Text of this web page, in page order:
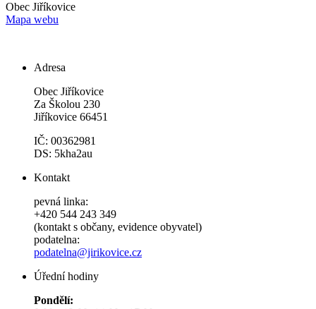
Obec Jiříkovice
Mapa webu
Adresa
Obec Jiříkovice
Za Školou 230
Jiříkovice 66451
IČ: 00362981
DS: 5kha2au
Kontakt
pevná linka:
+420 544 243 349
(kontakt s občany, evidence obyvatel)
podatelna:
podatelna@jirikovice.cz
Úřední hodiny
Pondělí: